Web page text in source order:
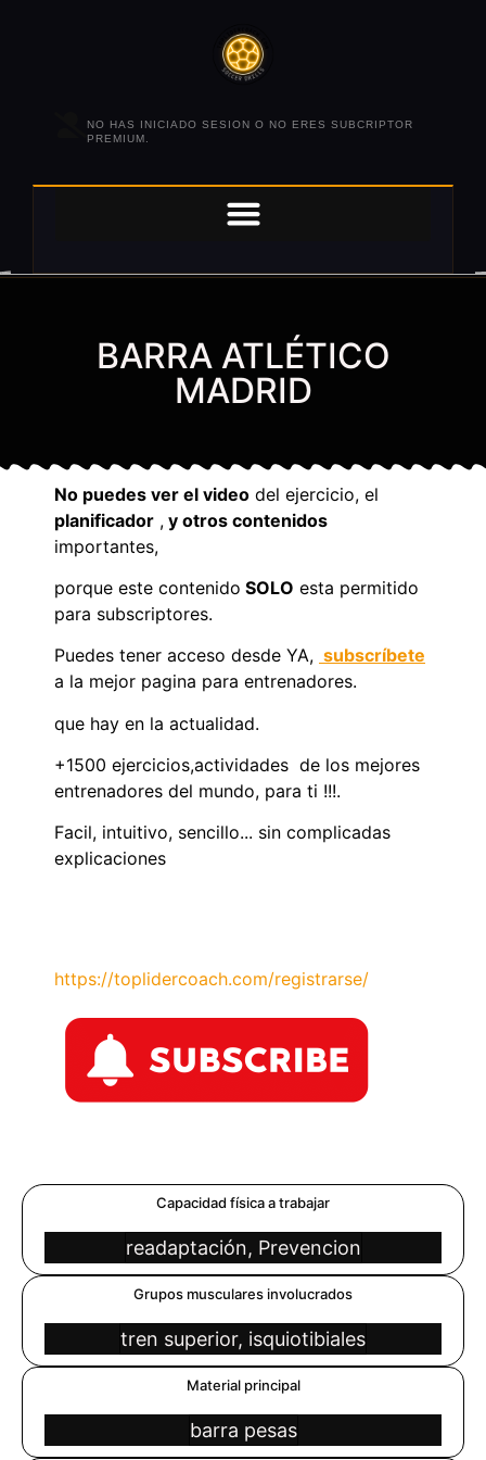
NO HAS INICIADO SESION O NO ERES SUBCRIPTOR
PREMIUM.
BARRA ATLÉTICO
MADRID
No puedes ver el video del ejercicio, el
planificador , y otros contenidos
importantes,
porque este contenido SOLO esta permitido
para subscriptores.
Puedes tener acceso desde YA, subscríbete
a la mejor pagina para entrenadores.
que hay en la actualidad.
+1500 ejercicios,actividades de los mejores
entrenadores del mundo, para ti !!!.
Facil, intuitivo, sencillo... sin complicadas
explicaciones
https://toplidercoach.com/registrarse/
Capacidad física a trabajar
readaptación, Prevencion
Grupos musculares involucrados
tren superior, isquiotibiales
Material principal
barra pesas